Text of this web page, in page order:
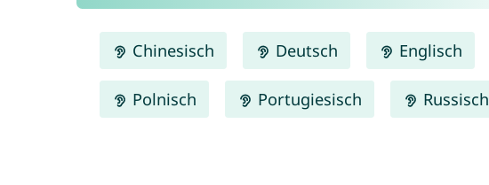
Chinesisch Deutsch Englisch
Polnisch Portugiesisch Russisch